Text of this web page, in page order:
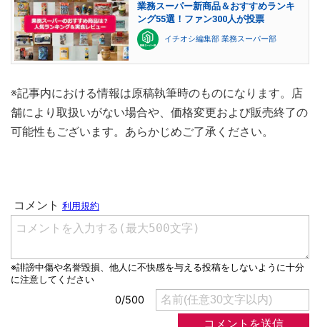
業務スーパー新商品＆おすすめランキ
ング55選！ファン300人が投票
イチオシ編集部 業務スーパー部
※記事内における情報は原稿執筆時のものになります。店
舗により取扱いがない場合や、価格変更および販売終了の
可能性もございます。あらかじめご了承ください。